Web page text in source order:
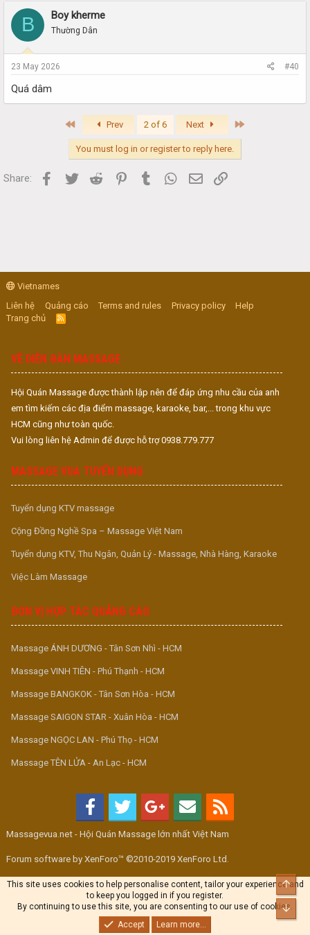
B Boy kherme
Thường Dân
23 May 2026 #40
Quá dâm
First Prev 2 of 6 Next
You must log in or register to reply here.
Share: Facebook
Twitter Reddit PinterestTumblr WhatsApp
Email
Vietnames
Liên hệ
Quảng cáo Terms and rules Privacy policy
Help
Trang chủ
R
S
VỀ DIỄN ĐÀN MASSAGE
Hội Quán Massage được thành lập nên để đáp ứng nhu cầu của anh
em tìm kiếm các địa điểm massage, karaoke, bar,... trong khu vực
HCM cũng như toàn quốc.
Vui lòng liên hệ Admin để được hỗ trợ 0938.779.777
MASSAGE VUA TUYỂN DỤNG
Tuyển dụng KTV massage
Cộng Đồng Nghề Spa – Massage Việt Nam
Tuyển dụng KTV, Thu Ngân, Quản Lý - Massage, Nhà Hàng, Karaoke
Việc Làm Massage
ĐƠN VỊ HỢP TÁC QUẢNG CÁO
Massage ÁNH DƯƠNG - Tân Sơn Nhì - HCM
Massage VINH TIÊN - Phú Thạnh - HCM
Massage BANGKOK - Tân Sơn Hòa - HCM
Massage SAIGON STAR - Xuân Hòa - HCM
Massage NGỌC LAN - Phú Thọ - HCM
Massage TÊN LỬA - An Lạc - HCM
Massagevua.net - Hội Quán Massage lớn nhất Việt Nam
Forum software by XenForo™ ©2010-2019 XenForo Ltd.
This site uses cookies to help personalise content, tailor your experience and
to keep you logged in if you register.
By continuing to use this site, you are consenting to our use of cookies.
Accept
Learn more...
Top